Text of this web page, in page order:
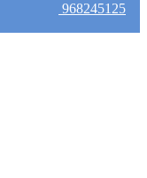
968245125